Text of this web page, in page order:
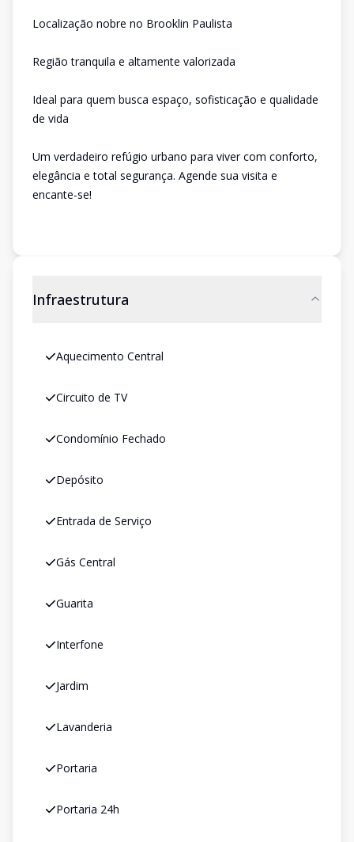
Localização nobre no Brooklin Paulista
Região tranquila e altamente valorizada
Ideal para quem busca espaço, sofisticação e qualidade
de vida
Um verdadeiro refúgio urbano para viver com conforto,
elegância e total segurança. Agende sua visita e
encante-se!
Infraestrutura
Aquecimento Central
Circuito de TV
Condomínio Fechado
Depósito
Entrada de Serviço
Gás Central
Guarita
Interfone
Jardim
Lavanderia
Portaria
Portaria 24h